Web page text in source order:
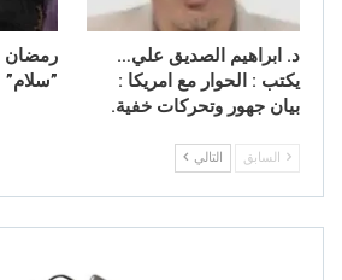
د. ابراهيم الصديق علي…
يكتب : الحوار مع امريكا :
بيان جهور وتحركات خفية.
رمضان
السابق التالي